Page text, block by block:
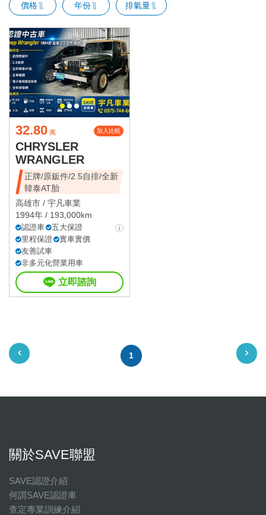
價格 年份 排氣量
32.80 萬 加入比較
CHRYSLER
WRANGLER
正牌/原鈑件/2.5自排/全新
韓泰AT胎
高雄市 / 宇凡車業
1994年 / 193,000km
認證車
五大保證
里程保證
實車實價
友善試車
非多元化營業用車
立即諮詢
1
關於SAVE聯盟
SAVE認證介紹
何謂SAVE認證車
查定專業訓練介紹